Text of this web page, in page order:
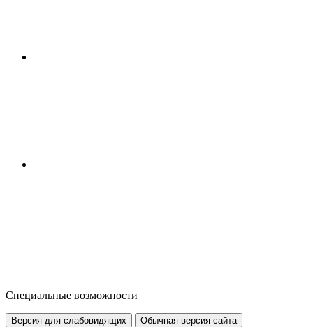
Специальные возможности
Версия для слабовидящих Обычная версия сайта